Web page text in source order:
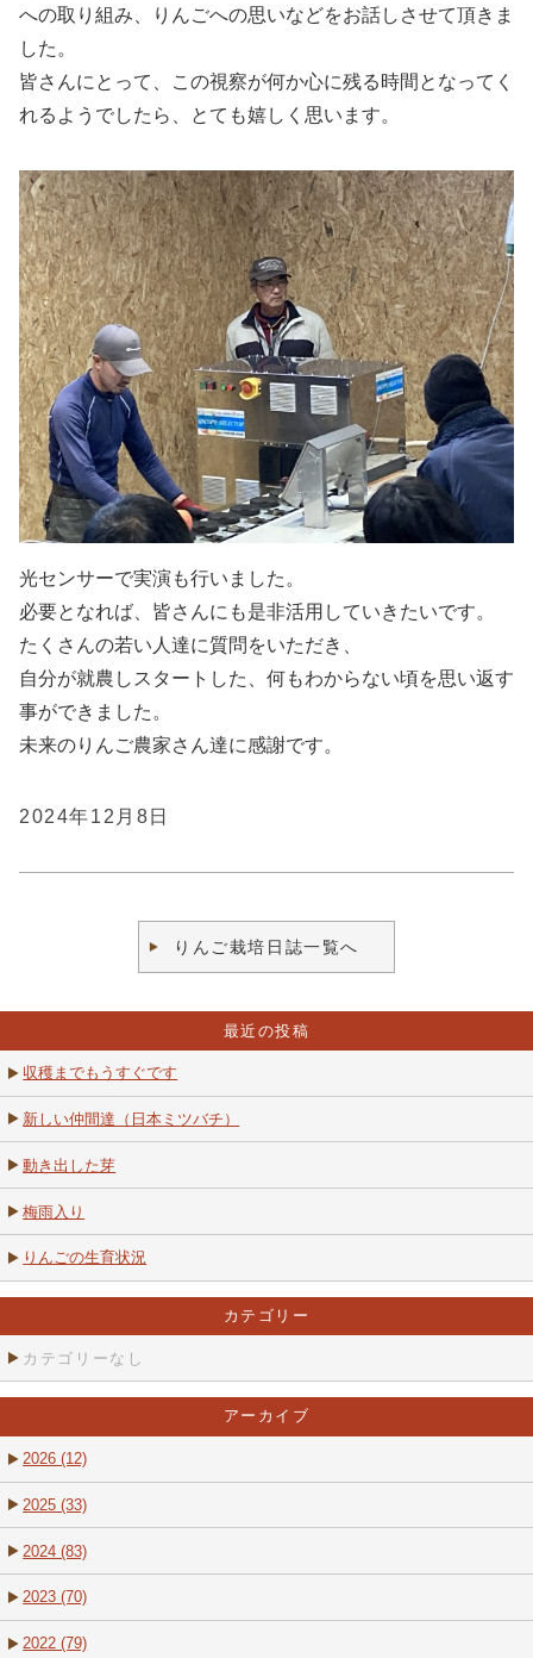
への取り組み、りんごへの思いなどをお話しさせて頂きま
した。
皆さんにとって、この視察が何か心に残る時間となってく
れるようでしたら、とても嬉しく思います。
光センサーで実演も行いました。
必要となれば、皆さんにも是非活用していきたいです。
たくさんの若い人達に質問をいただき、
自分が就農しスタートした、何もわからない頃を思い返す
事ができました。
未来のりんご農家さん達に感謝です。
2024年12月8日
りんご栽培日誌一覧へ
最近の投稿
収穫までもうすぐです
新しい仲間達（日本ミツバチ）
動き出した芽
梅雨入り
りんごの生育状況
カテゴリー
カテゴリーなし
アーカイブ
2026 (12)
2025 (33)
2024 (83)
2023 (70)
2022 (79)